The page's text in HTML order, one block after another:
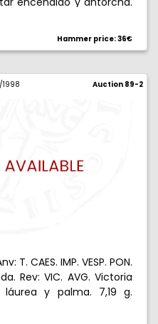
Hammer price: 36€
Auction 89-2
T. CAES. IMP. VESP. PON.
Rev: VIC. AVG. Victoria
y palma. 7,19 g.